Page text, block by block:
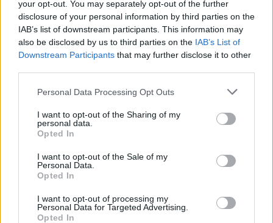
your opt-out. You may separately opt-out of the further
disclosure of your personal information by third parties on the
IAB’s list of downstream participants. This information may
also be disclosed by us to third parties on the IAB’s List of
Downstream Participants that may further disclose it to other
Personal Data Processing Opt Outs
I want to opt-out of the Sharing of my
personal data.
Opted In
I want to opt-out of the Sale of my
Personal Data.
Opted In
I want to opt-out of processing my
Personal Data for Targeted Advertising.
Opted In